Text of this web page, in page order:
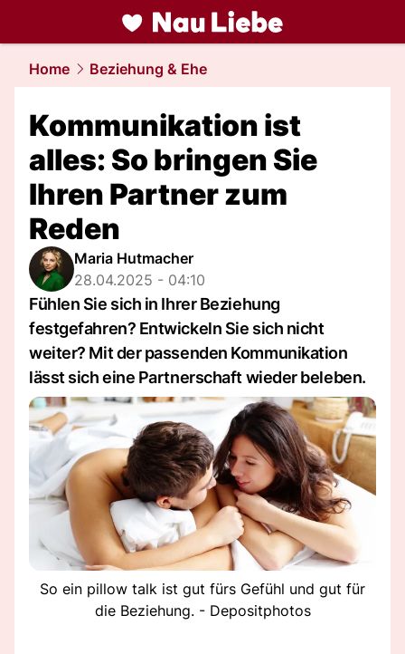
liebe.NAU.ch
Home Beziehung & Ehe
Kommunikation ist
alles: So bringen Sie
Ihren Partner zum
Reden
Maria Hutmacher
28.04.2025 - 04:10
Fühlen Sie sich in Ihrer Beziehung
festgefahren? Entwickeln Sie sich nicht
weiter? Mit der passenden Kommunikation
lässt sich eine Partnerschaft wieder beleben.
So ein pillow talk ist gut fürs Gefühl und gut für
die Beziehung. - Depositphotos